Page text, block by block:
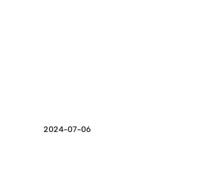
2024-07-06